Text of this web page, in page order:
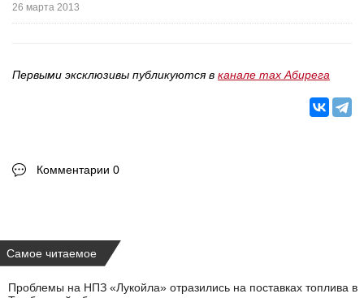
26 марта 2013
Первыми эксклюзивы публикуются в канале max Абирега
Комментарии 0
Самое читаемое
Проблемы на НПЗ «Лукойла» отразились на поставках топлива в